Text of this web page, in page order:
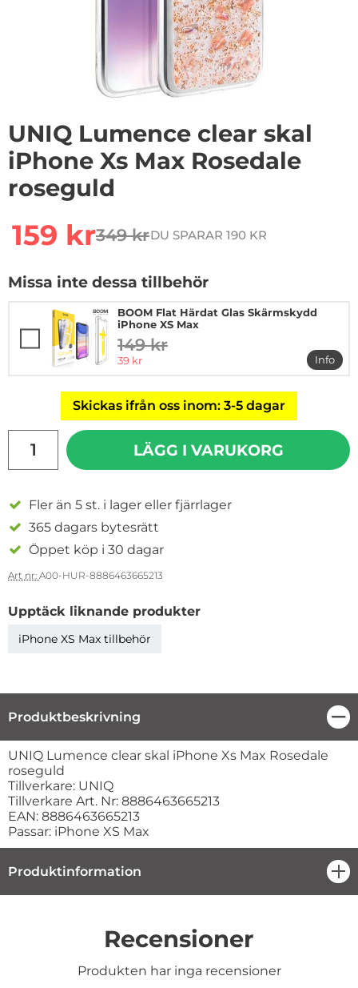
UNIQ Lumence clear skal
iPhone Xs Max Rosedale
roseguld
rea pris
159 krtidigare pris
349 krDU SPARAR 190 KR
Missa inte dessa tillbehör
BOOM Flat Härdat Glas Skärmskydd
iPhone XS Max
tidigare pris
149 kr
rea pris
39 kr
Info
mer
Skickas ifrån oss inom: 3-5 dagar
LÄGG I VARUKORG
Fler än 5 st. i lager eller fjärrlager
365 dagars bytesrätt
Öppet köp i 30 dagar
Art nr: A00-HUR-8886463665213
Upptäck liknande produkter
iPhone XS Max tillbehör
Produktbeskrivning
Produktbeskrivning
UNIQ Lumence clear skal iPhone Xs Max Rosedale
roseguld
Tillverkare: UNIQ
Tillverkare Art. Nr: 8886463665213
EAN: 8886463665213
Passar: iPhone XS Max
Produktinformation
Recensioner
Produkten har inga recensioner